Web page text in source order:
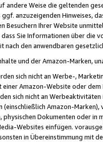
andere Weise die geltenden
anzuzeigenden Hinweises,
Besuchern Ihrer Website
Sie Informationen über die
den anwendbaren
und der Amazon-Marken,
sich nicht an Werbe-,
Amazon-Website oder
sich nicht an
(einschließlich Amazon-
physischen Dokumenten oder in
Websites einfügen.
in Übereinstimmung mit